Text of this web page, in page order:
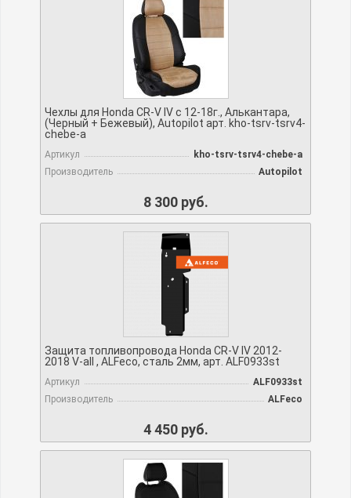
Чехлы для Honda CR-V IV с 12-18г., Алькантара,
(Черный + Бежевый), Autopilot арт. kho-tsrv-tsrv4-
chebe-a
Артикул
kho-tsrv-tsrv4-chebe-a
Производитель
Autopilot
8 300 руб.
Защита топливопровода Honda CR-V IV 2012-
2018 V-all , ALFeco, сталь 2мм, арт. ALF0933st
Артикул
ALF0933st
Производитель
ALFeco
4 450 руб.